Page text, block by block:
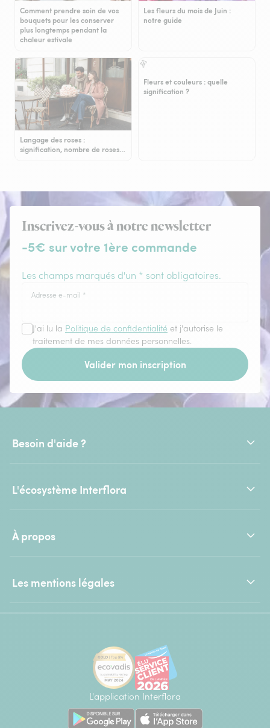
Comment prendre soin de vos
bouquets pour les conserver
plus longtemps pendant la
chaleur estivale
Les fleurs du mois de Juin :
notre guide
Langage des roses :
signification, nombre de roses…
Fleurs et couleurs : quelle
signification ?
Inscrivez-vous à notre newsletter
-5€ sur votre 1ère commande
Les champs marqués d'un * sont obligatoires.
Adresse e-mail *
J'ai lu la Politique de confidentialité et j'autorise le
traitement de mes données personnelles.
Valider mon inscription
Besoin d'aide ?
L'écosystème Interflora
À propos
Les mentions légales
L'application Interflora